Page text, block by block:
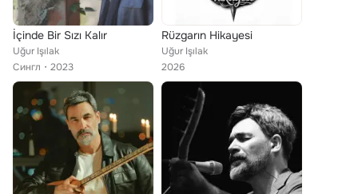
İçinde Bir Sızı Kalır
Uğur Işılak
Сингл
2023
Rüzgarın Hikayesi
Uğur Işılak
2026